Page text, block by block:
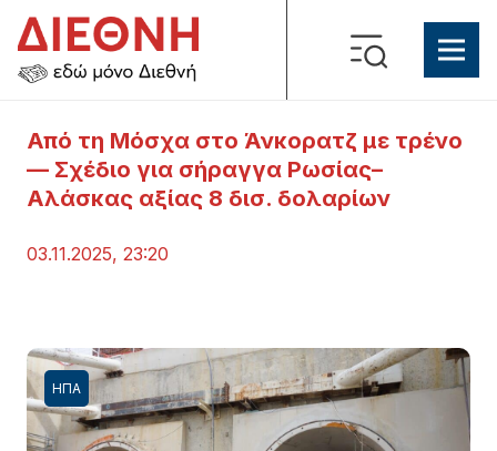
Από τη Μόσχα στο Άνκορατζ με τρένο
— Σχέδιο για σήραγγα Ρωσίας–
Αλάσκας αξίας 8 δισ. δολαρίων
03.11.2025, 23:20
ΗΠΑ